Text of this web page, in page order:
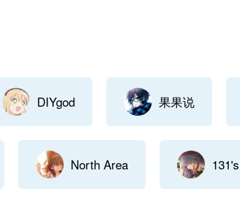
DIYgod 果果说
North Area